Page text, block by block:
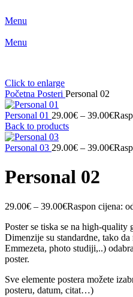
Menu
Menu
Click to enlarge
Početna Posteri Personal 02
Personal 01 29.00€ – 39.00€
Back to products
Personal 03 29.00€ – 39.00€
Personal 02
29.00€ – 39.00€Raspon cijena:
Poster se tiska se na high-quality
Dimenzije su standardne, tako
Emmezeta, photo studiji,..)
poster.
Sve elemente postera možete
posteru, datum, citat…)